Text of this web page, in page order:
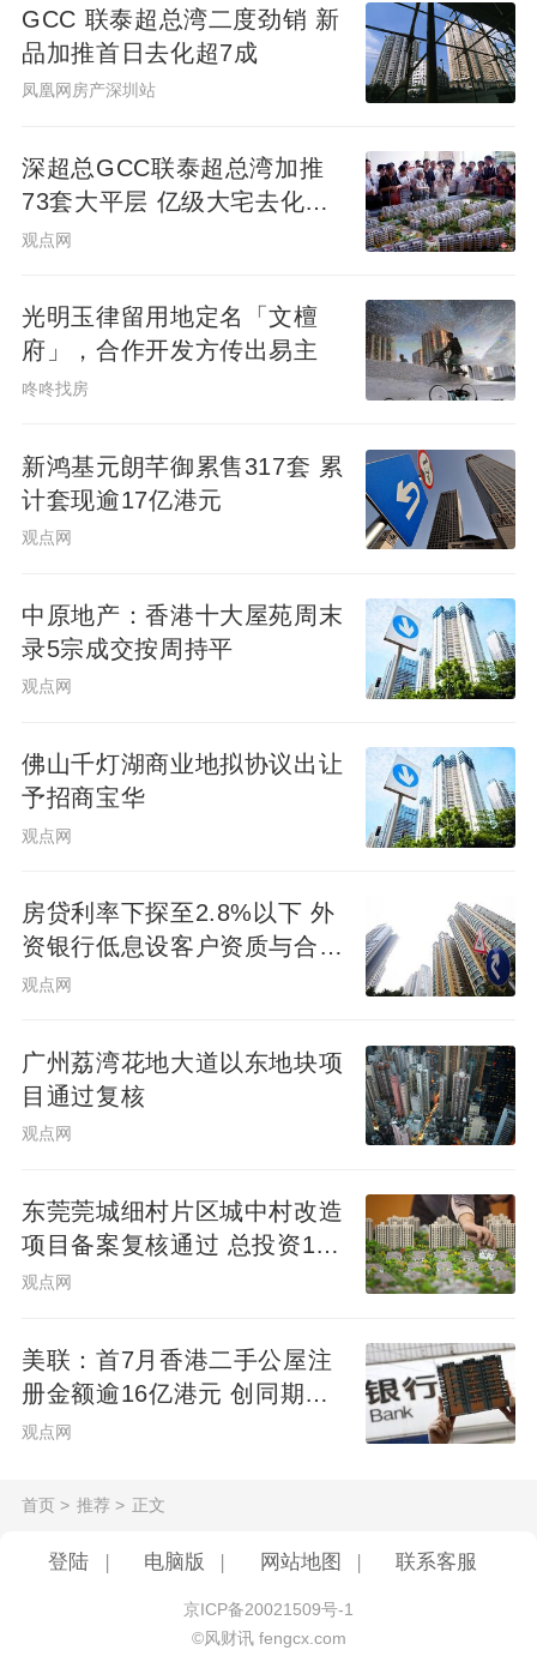
GCC 联泰超总湾二度劲销 新
品加推首日去化超7成
凤凰网房产深圳站
深超总GCC联泰超总湾加推
73套大平层 亿级大宅去化近8
成
观点网
光明玉律留用地定名「文檀
府」，合作开发方传出易主
咚咚找房
新鸿基元朗芊御累售317套 累
计套现逾17亿港元
观点网
中原地产：香港十大屋苑周末
录5宗成交按周持平
观点网
佛山千灯湖商业地拟协议出让
予招商宝华
观点网
房贷利率下探至2.8%以下 外
资银行低息设客户资质与合作
渠道门槛
观点网
广州荔湾花地大道以东地块项
目通过复核
观点网
东莞莞城细村片区城中村改造
项目备案复核通过 总投资10
亿元
观点网
美联：首7月香港二手公屋注
册金额逾16亿港元 创同期新
高
观点网
首页 > 推荐 > 正文
登陆 | 电脑版 | 网站地图 | 联系客服
京ICP备20021509号-1
©风财讯 fengcx.com